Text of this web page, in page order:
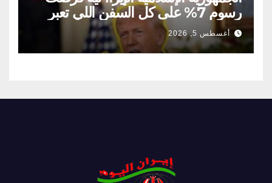
رسوم 7% على كل السفن اللي تعبر
مضيق هرمز
أغسطس 5, 2026